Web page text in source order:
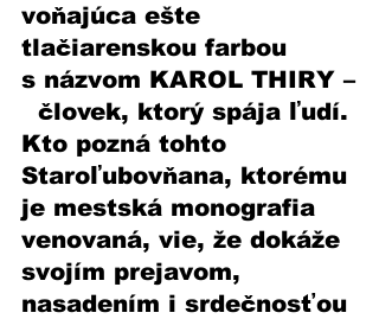
voňajúca ešte
tlačiarenskou farbou
s názvom KAROL THIRY –
človek, ktorý spája ľudí.
Kto pozná tohto
Staroľubovňana, ktorému
je mestská monografia
venovaná, vie, že dokáže
svojím prejavom,
nasadením i srdečnosťou